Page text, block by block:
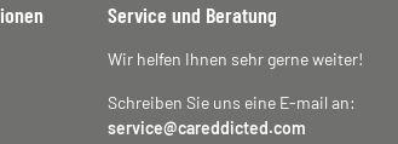
Service und Beratung
Wir helfen Ihnen sehr gerne weiter!
Schreiben Sie uns eine E-mail an:
service@careddicted.com